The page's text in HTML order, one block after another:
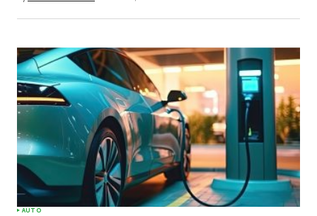
site dans le navigateur pour mon prochain
Submit Comment
AUTO